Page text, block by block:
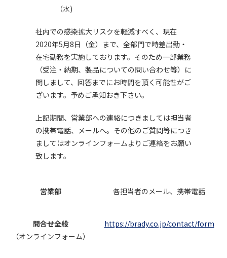
（水)
社内での感染拡大リスクを軽減すべく、現在
2020年5月8日（金）まで、全部門で時差出勤・
在宅勤務を実施しております。そのため一部業務
（受注・納期、製品についての問い合わせ等）に
関しまして、回答までにお時間を頂く可能性がご
ざいます。予めご承知おき下さい。
上記期間、営業部への連絡につきましては担当者
の携帯電話、メールへ。その他のご質問等につき
ましてはオンラインフォームよりご連絡をお願い
致します。
営業部 各担当者のメール、携帯電話
問合せ全般
（オンラインフォーム）
https://brady.co.jp/contact/form